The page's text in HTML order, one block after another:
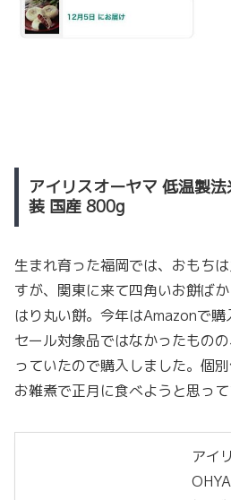
アイリスオーヤマ 低温製
装 国産 800g
生まれ育った福岡では、おもち
すが、関東に来て四角いお餅ば
はり丸い餅。今年はAmazonで
セール対象品ではなかったもの
っていたので購入しました。個
お雑煮で正月に食べようと思って
アイ